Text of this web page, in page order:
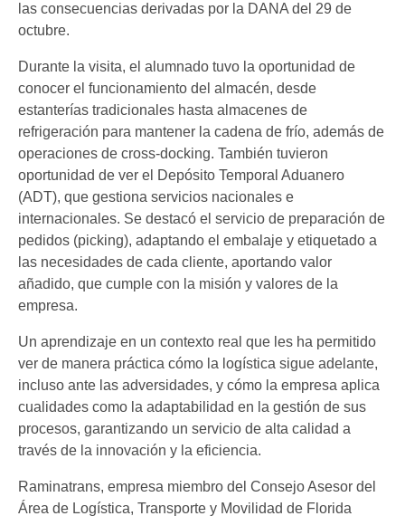
las consecuencias derivadas por la DANA del 29 de
octubre.
Durante la visita, el alumnado tuvo la oportunidad de
conocer el funcionamiento del almacén, desde
estanterías tradicionales hasta almacenes de
refrigeración para mantener la cadena de frío, además de
operaciones de cross-docking. También tuvieron
oportunidad de ver el Depósito Temporal Aduanero
(ADT), que gestiona servicios nacionales e
internacionales. Se destacó el servicio de preparación de
pedidos (picking), adaptando el embalaje y etiquetado a
las necesidades de cada cliente, aportando valor
añadido, que cumple con la misión y valores de la
empresa.
Un aprendizaje en un contexto real que les ha permitido
ver de manera práctica cómo la logística sigue adelante,
incluso ante las adversidades, y cómo la empresa aplica
cualidades como la adaptabilidad en la gestión de sus
procesos, garantizando un servicio de alta calidad a
través de la innovación y la eficiencia.
Raminatrans, empresa miembro del Consejo Asesor del
Área de Logística, Transporte y Movilidad de Florida